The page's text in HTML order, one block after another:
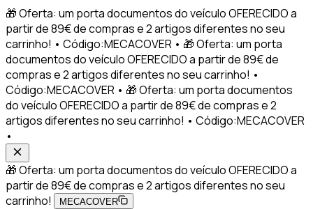
🎁 Oferta: um porta documentos do veículo OFERECIDO a
partir de 89€ de compras e 2 artigos diferentes no seu
carrinho! • Código:MECACOVER • 🎁 Oferta: um porta
documentos do veículo OFERECIDO a partir de 89€ de
compras e 2 artigos diferentes no seu carrinho! •
Código:MECACOVER • 🎁 Oferta: um porta documentos
do veículo OFERECIDO a partir de 89€ de compras e 2
artigos diferentes no seu carrinho! • Código:MECACOVER
•
🎁 Oferta: um porta documentos do veículo OFERECIDO a
partir de 89€ de compras e 2 artigos diferentes no seu
carrinho!
MECACOVER